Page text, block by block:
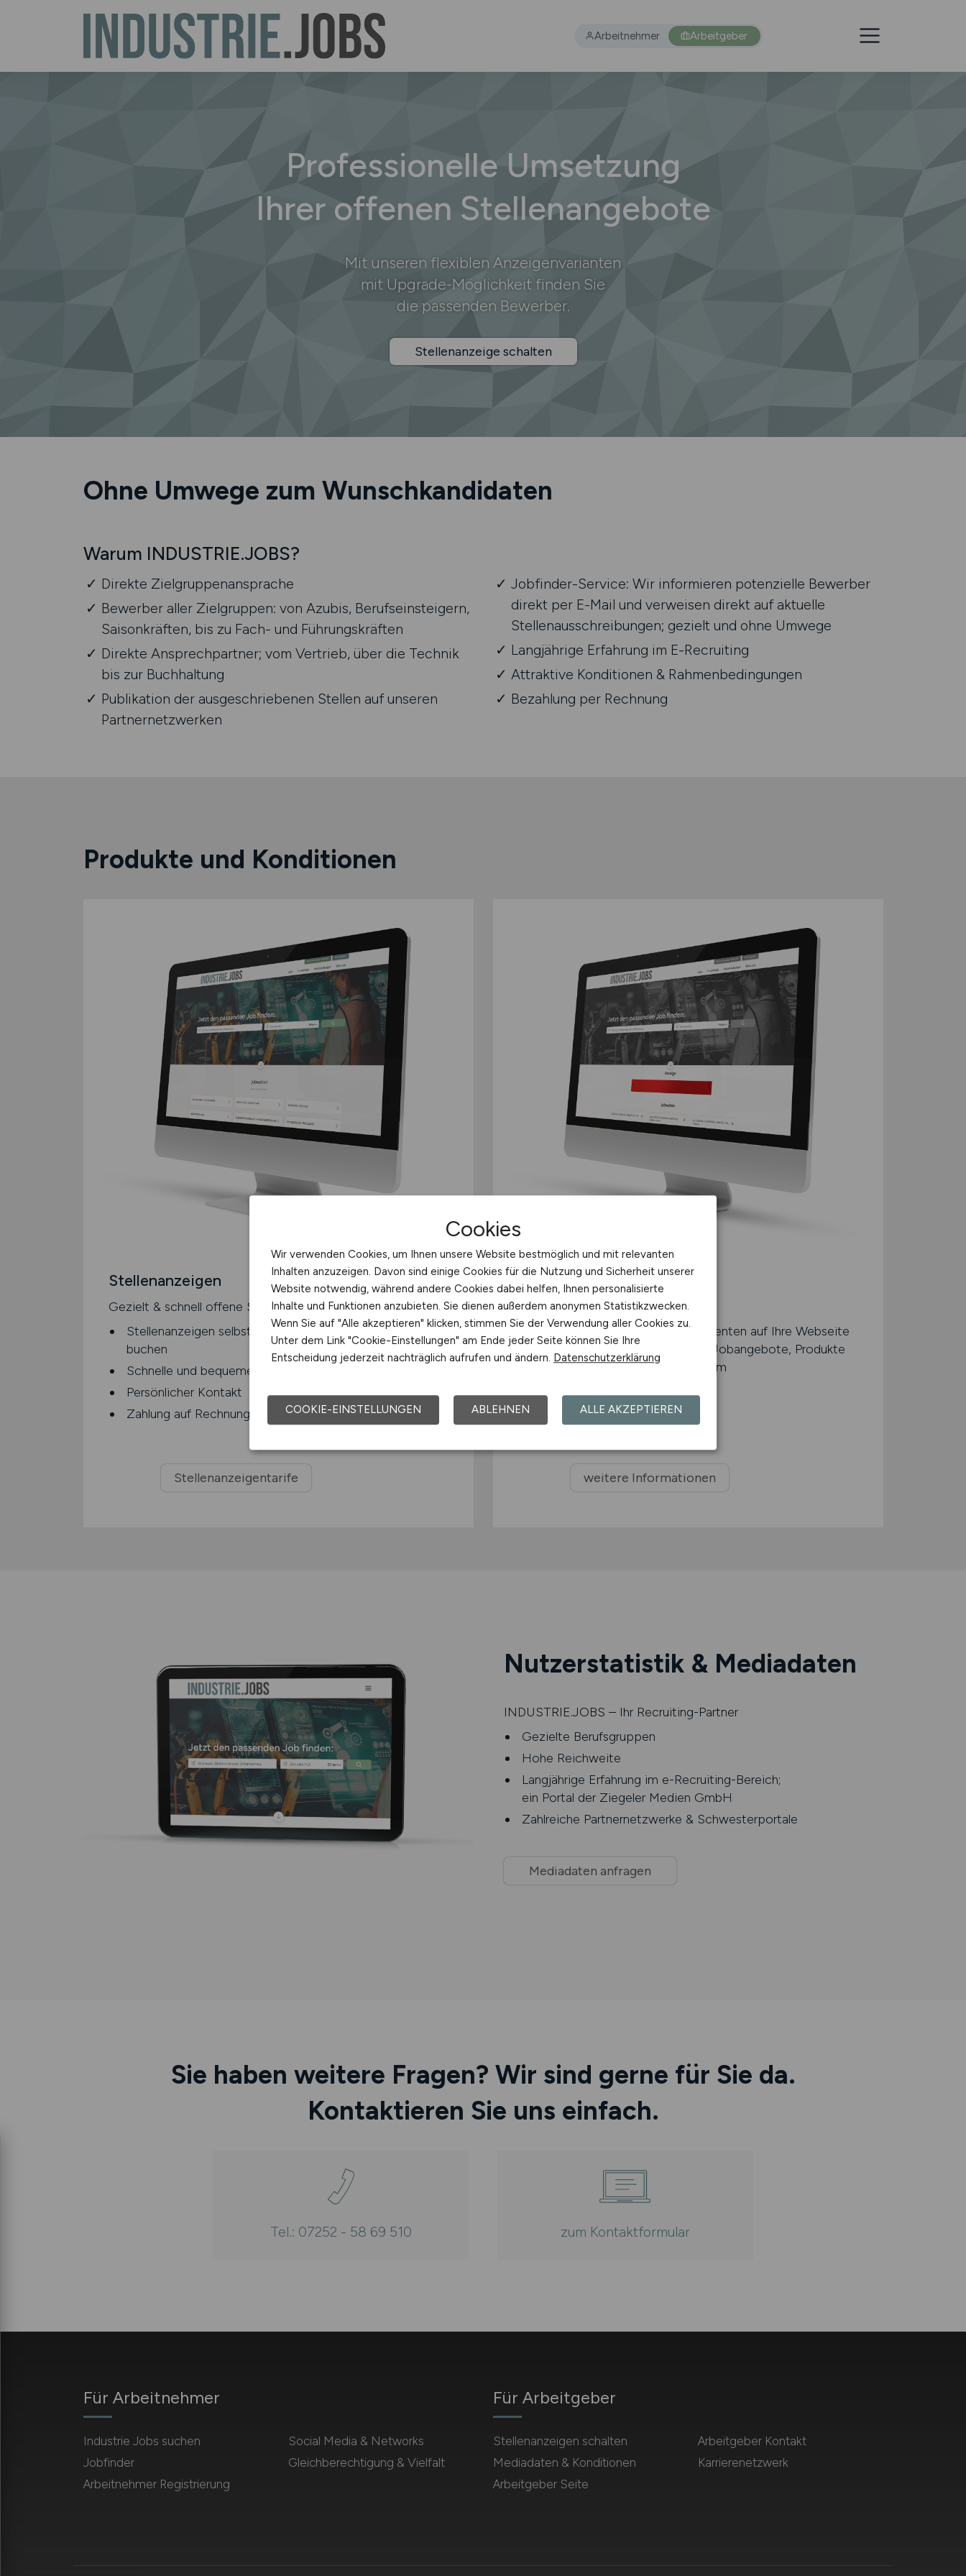
Arbeitnehmer Arbeitgeber
Professionelle Umsetzung
Ihrer offenen Stellenangebote
Mit unseren flexiblen Anzeigenvarianten
mit Upgrade-Möglichkeit finden Sie
die passenden Bewerber.
Stellenanzeige schalten
Ohne Umwege zum Wunsch­kandidaten
Warum INDUSTRIE.JOBS?
Direkte Zielgruppenansprache
Bewerber aller Zielgruppen: von Azubis, Berufseinsteigern,
Saisonkräften, bis zu Fach- und Führungskräften
Direkte Ansprechpartner; vom Vertrieb, über die Technik
bis zur Buchhaltung
Publikation der ausgeschriebenen Stellen auf unseren
Partnernetzwerken
Jobfinder-Service: Wir informieren potenzielle Bewerber
direkt per E-Mail und verweisen direkt auf aktuelle
Stellenausschreibungen; gezielt und ohne Umwege
Langjährige Erfahrung im E-Recruiting
Attraktive Konditionen & Rahmenbedingungen
Bezahlung per Rechnung
Produkte und Konditionen
Stellenanzeigen
Gezielt & schnell offene Stellen besetzen
Stellenanzeigen selbstständig gestalten oder direkt
buchen
Schnelle und bequeme Abwicklung
Persönlicher Kontakt
Zahlung auf Rechnung
Stellenanzeigentarife
Banner-Marketing
Aktiv werben auf unserer Jobbörse
Lenken Sie Kunden und Interessenten auf Ihre Webseite
und machen Sie auf Ihre Firma, Jobangebote, Produkte
oder Veranstaltungen aufmerksam
weitere Informationen
Nutzerstatistik & Mediadaten
INDUSTRIE.JOBS – Ihr Recruiting-Partner
Gezielte Berufsgruppen
Hohe Reichweite
Langjährige Erfahrung im e-Recruiting-Bereich;
ein Portal der Ziegeler Medien GmbH
Zahlreiche Partnernetzwerke & Schwesterportale
Mediadaten anfragen
Sie haben weitere Fragen? Wir sind gerne für Sie da.
Kontaktieren Sie uns einfach.
Tel.: 07252 - 58 69 510 zum Kontaktformular
Für Arbeitnehmer
Industrie Jobs suchen
Jobfinder
Arbeitnehmer Registrierung
Social Media & Networks
Gleichberechtigung & Vielfalt
Für Arbeitgeber
Stellenanzeigen schalten
Mediadaten & Konditionen
Arbeitgeber Seite
Arbeitgeber Kontakt
Karrierenetzwerk
Cookies
Wir verwenden Cookies, um Ihnen unsere Website bestmöglich und mit relevanten
Inhalten anzuzeigen. Davon sind einige Cookies für die Nutzung und Sicherheit unserer
Website notwendig, während andere Cookies dabei helfen, Ihnen personalisierte
Inhalte und Funktionen anzubieten. Sie dienen außerdem anonymen Statistikzwecken.
Wenn Sie auf "Alle akzeptieren" klicken, stimmen Sie der Verwendung aller Cookies zu.
Unter dem Link "Cookie-Einstellungen" am Ende jeder Seite können Sie Ihre
Entscheidung jederzeit nachträglich aufrufen und ändern. Datenschutzerklärung
COOKIE-EINSTELLUNGEN ABLEHNEN ALLE AKZEPTIEREN